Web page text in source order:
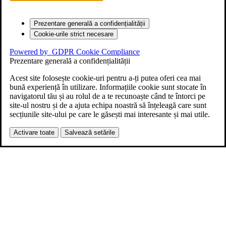
Prezentare generală a confidențialității
Cookie-urile strict necesare
Powered by GDPR Cookie Compliance
Prezentare generală a confidențialității
Acest site folosește cookie-uri pentru a-ți putea oferi cea mai
bună experiență în utilizare. Informațiile cookie sunt stocate în
navigatorul tău și au rolul de a te recunoaște când te întorci pe
site-ul nostru și de a ajuta echipa noastră să înțeleagă care sunt
secțiunile site-ului pe care le găsești mai interesante și mai utile.
Activare toate Salvează setările